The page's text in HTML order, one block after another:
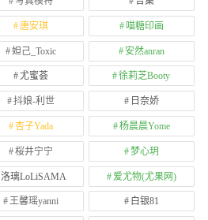
唐安琪 喵糖印画
妲己_Toxic 安然anran
尤蜜荟 徐莉芝Booty
抖娘-利世 日奈娇
杏子Yada 杨晨晨Yome
桜井宁宁 梦心玥
洛璃LoLiSAMA 爱尤物(尤果网)
王馨瑶yanni 白银81